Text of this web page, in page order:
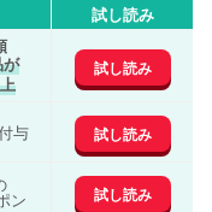
試し読み
試し読み
与 試し読み
ン 試し読み